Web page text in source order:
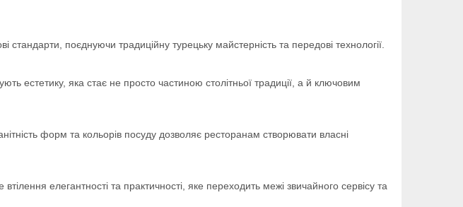
поєднуючи традиційну турецьку майстерність та передові технології.
естетику, яка стає не просто частиною столітньої традиції, а й ключовим
форм та кольорів посуду дозволяє ресторанам створювати власні
елегантності та практичності, яке переходить межі звичайного сервісу та